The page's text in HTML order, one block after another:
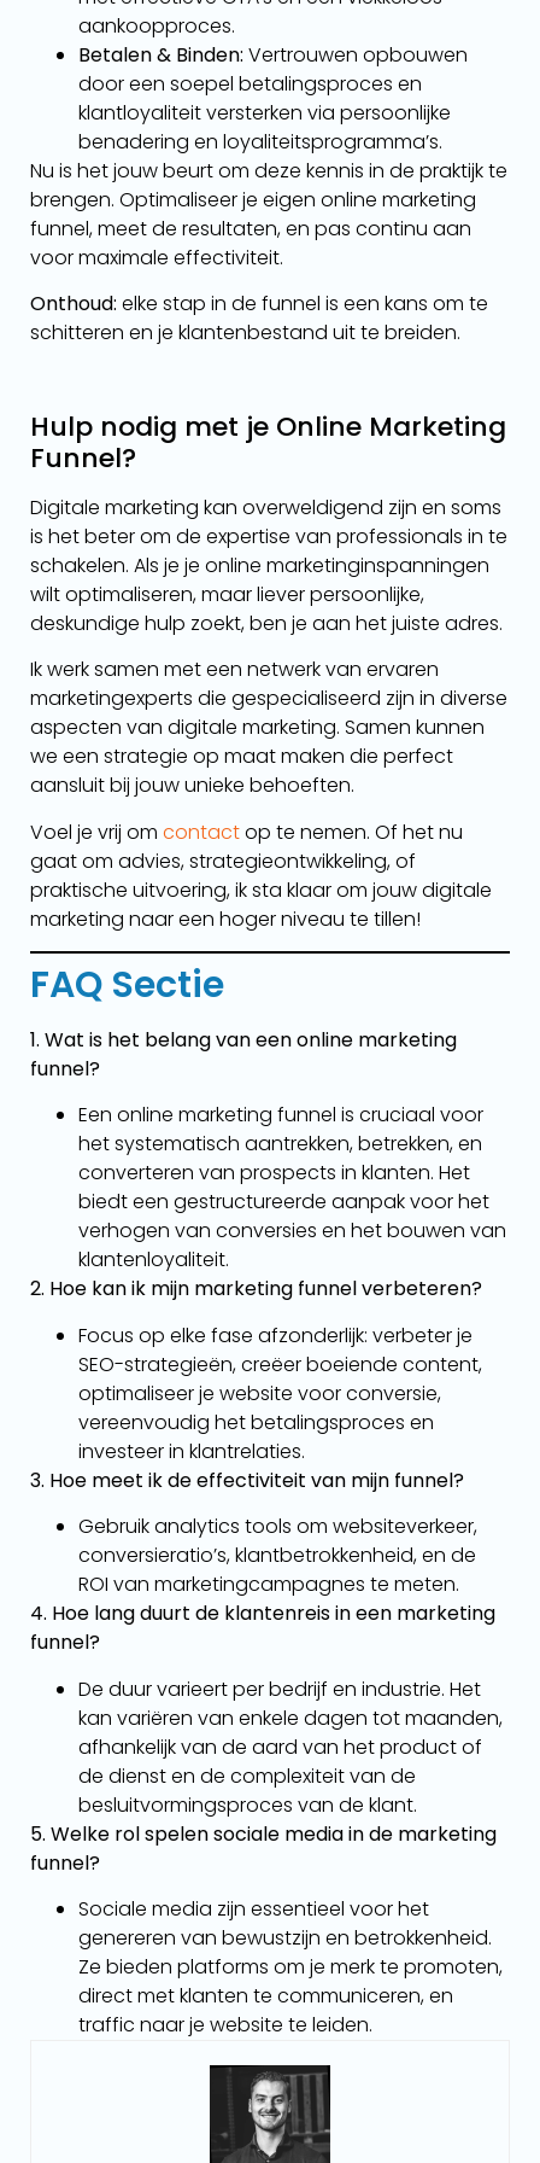
aankoopproces.
Betalen & Binden: Vertrouwen opbouwen
door een soepel betalingsproces en
klantloyaliteit versterken via persoonlijke
benadering en loyaliteitsprogramma’s.
Nu is het jouw beurt om deze kennis in de praktijk te
brengen. Optimaliseer je eigen online marketing
funnel, meet de resultaten, en pas continu aan
voor maximale effectiviteit.
Onthoud: elke stap in de funnel is een kans om te
schitteren en je klantenbestand uit te breiden.
Hulp nodig met je Online Marketing
Funnel?
Digitale marketing kan overweldigend zijn en soms
is het beter om de expertise van professionals in te
schakelen. Als je je online marketinginspanningen
wilt optimaliseren, maar liever persoonlijke,
deskundige hulp zoekt, ben je aan het juiste adres.
Ik werk samen met een netwerk van ervaren
marketingexperts die gespecialiseerd zijn in diverse
aspecten van digitale marketing. Samen kunnen
we een strategie op maat maken die perfect
aansluit bij jouw unieke behoeften.
Voel je vrij om contactop te nemen. Of het nu
gaat om advies, strategieontwikkeling, of
praktische uitvoering, ik sta klaar om jouw digitale
marketing naar een hoger niveau te tillen!
FAQ Sectie
1. Wat is het belang van een online marketing
funnel?
Een online marketing funnel is cruciaal voor
het systematisch aantrekken, betrekken, en
converteren van prospects in klanten. Het
biedt een gestructureerde aanpak voor het
verhogen van conversies en het bouwen van
klantenloyaliteit.
2. Hoe kan ik mijn marketing funnel verbeteren?
Focus op elke fase afzonderlijk: verbeter je
SEO-strategieën, creëer boeiende content,
optimaliseer je website voor conversie,
vereenvoudig het betalingsproces en
investeer in klantrelaties.
3. Hoe meet ik de effectiviteit van mijn funnel?
Gebruik analytics tools om websiteverkeer,
conversieratio’s, klantbetrokkenheid, en de
ROI van marketingcampagnes te meten.
4. Hoe lang duurt de klantenreis in een marketing
funnel?
De duur varieert per bedrijf en industrie. Het
kan variëren van enkele dagen tot maanden,
afhankelijk van de aard van het product of
de dienst en de complexiteit van de
besluitvormingsproces van de klant.
5. Welke rol spelen sociale media in de marketing
funnel?
Sociale media zijn essentieel voor het
genereren van bewustzijn en betrokkenheid.
Ze bieden platforms om je merk te promoten,
direct met klanten te communiceren, en
traffic naar je website te leiden.